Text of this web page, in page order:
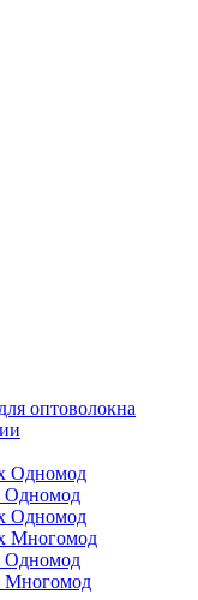
оптоволокна
Одномод
Одномод
Одномод
Многомод
Одномод
Многомод